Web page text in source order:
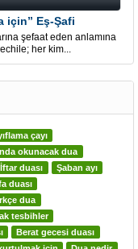
için” Eş-Şafi
şefaat eden anlamına
her kim...
çayı
okunacak dua
İftar duası
Şaban ayı
duası
dua
tesbihler
Berat gecesi duası